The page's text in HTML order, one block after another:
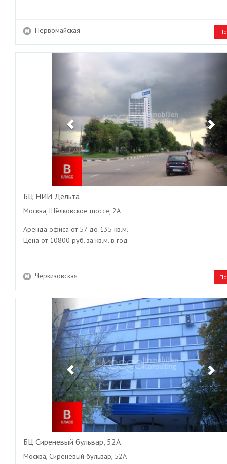
Первомайская
БЦ НИИ Дельта
Москва, Щёлковское шоссе, 2А
Аренда офиса от 57 до 135 кв.м.
Цена от 10800 руб. за кв.м. в год
Черкизовская
Previous
БЦ Сиреневый бульвар, 52А
Москва, Сиреневый бульвар, 52А